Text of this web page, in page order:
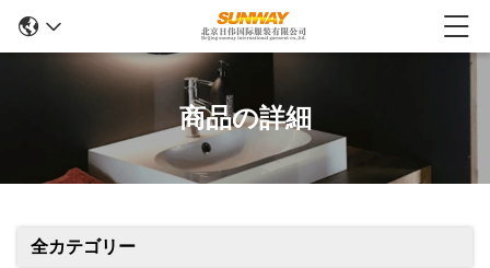
商品の詳細
全カテゴリー